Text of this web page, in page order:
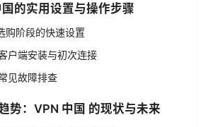
的实用设置与操作步骤
购阶段的快速设置
户端安装与初次连接
见故障排查
势：VPN 中国 的现状与未来